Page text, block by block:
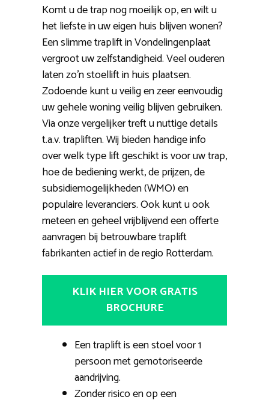
Komt u de trap nog moeilijk op, en wilt u
het liefste in uw eigen huis blijven wonen?
Een slimme traplift in Vondelingenplaat
vergroot uw zelfstandigheid. Veel ouderen
laten zo’n stoellift in huis plaatsen.
Zodoende kunt u veilig en zeer eenvoudig
uw gehele woning veilig blijven gebruiken.
Via onze vergelijker treft u nuttige details
t.a.v. trapliften. Wij bieden handige info
over welk type lift geschikt is voor uw trap,
hoe de bediening werkt, de prijzen, de
subsidiemogelijkheden (WMO) en
populaire leveranciers. Ook kunt u ook
meteen en geheel vrijblijvend een offerte
aanvragen bij betrouwbare traplift
fabrikanten actief in de regio Rotterdam.
KLIK HIER VOOR GRATIS
BROCHURE
Een traplift is een stoel voor 1
persoon met gemotoriseerde
aandrijving.
Zonder risico en op een